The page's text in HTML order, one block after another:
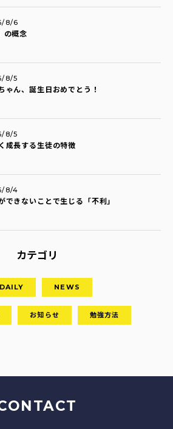
の概念
8/6
ゃん、誕生日おめでとう！
8/5
成長する生徒の特徴
8/5
できないことで生じる「不利」
8/4
カテゴリ
DAILY NEWS
お知らせ 勉強方法